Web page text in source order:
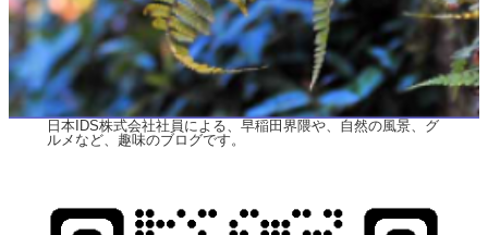
日本IDS株式会社社員による、早稲田界隈や、自然の風景、グ
ルメなど、趣味のブログです。